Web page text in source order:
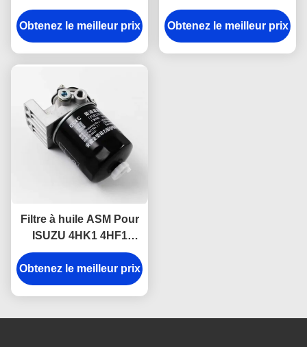
pour le véhicule ISUZU.
Obtenez le meilleur prix
commande automatique
de 8-94155360-0
1002401BB
Obtenez le meilleur prix
Filtre à huile ASM Pour
ISUZU 4HK1 4HF1
4HG1 8-97148268-2
Parties de moteur
ISUZU
Obtenez le meilleur prix